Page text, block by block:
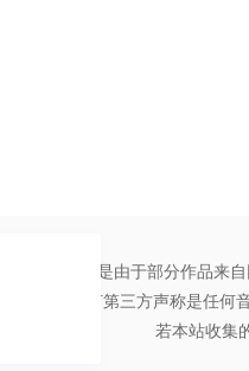
人授权。但是由于部分作品来
任何第三方声称是任
若本站收集